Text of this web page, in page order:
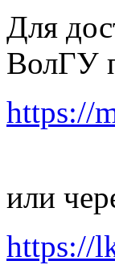
Для
ВолГУ
https://
или
https://